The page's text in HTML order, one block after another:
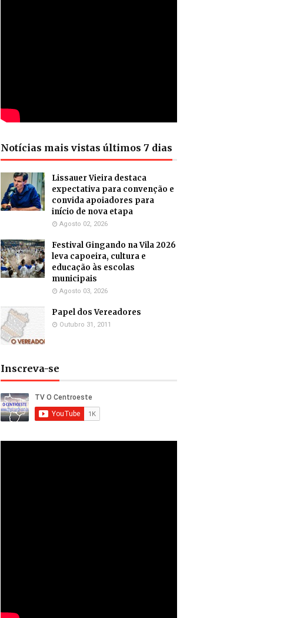
Notícias mais vistas últimos 7 dias
Lissauer Vieira destaca
expectativa para convenção e
convida apoiadores para
início de nova etapa
Agosto 02, 2026
Festival Gingando na Vila 2026
leva capoeira, cultura e
educação às escolas
municipais
Agosto 03, 2026
Papel dos Vereadores
Outubro 31, 2011
Inscreva-se